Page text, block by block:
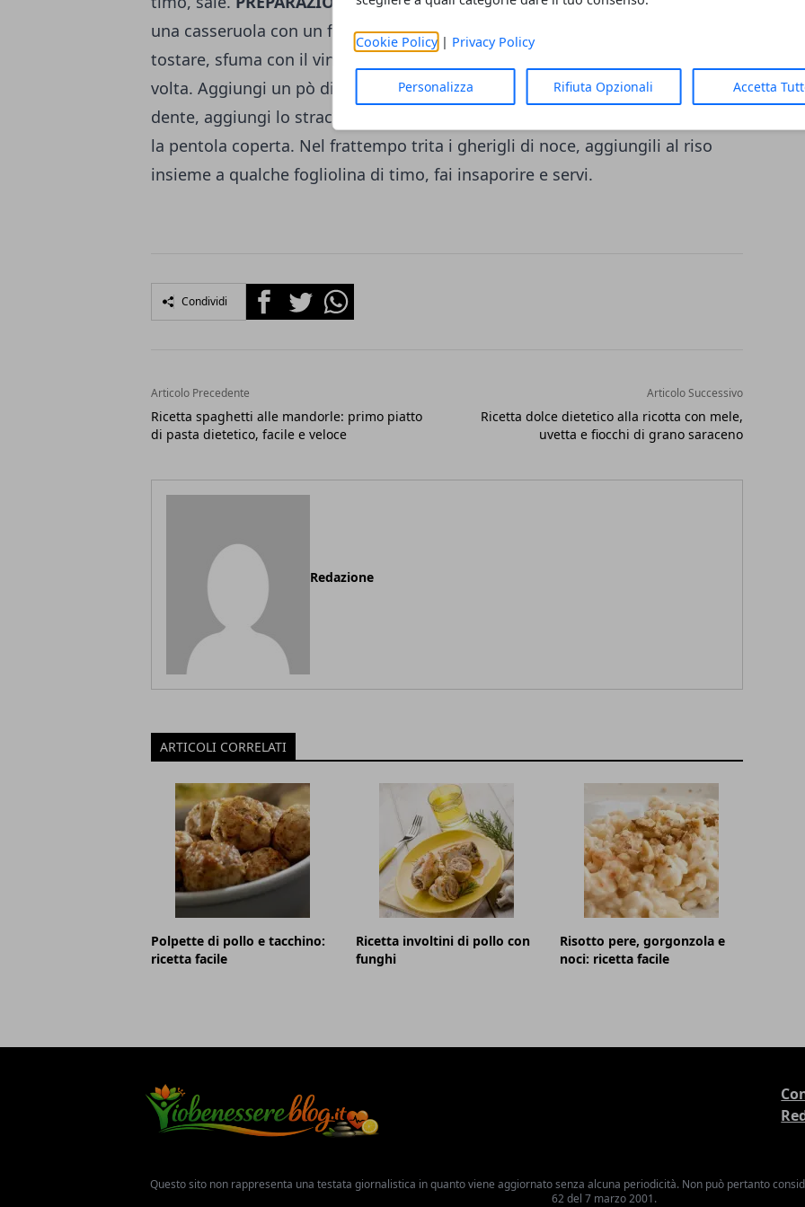
Cookie Policy| Privacy Policy
Personalizza Rifiuta Opzionali Accetta
una casseruola con un filo di olio fino a farla appassire. Aggiungi il riso, fai
tostare, sfuma con il vino, lascialo evaporare e bagna con il brodo poco alla
volta. Aggiungi un pò di sale. Mescola e quando il riso risulterà cotto al
dente, aggiungi lo stracchino a pezzetti, fai mantecare a fuoco spento e con
la pentola coperta. Nel frattempo trita i gherigli di noce, aggiungili al riso
insieme a qualche fogliolina di timo, fai insaporire e servi.
Condividi FacebookTwitterWhatsapp
Articolo Precedente
Ricetta spaghetti alle mandorle: primo piatto
di pasta dietetico, facile e veloce
Articolo Successivo
Ricetta dolce dietetico alla ricotta con mele,
uvetta e fiocchi di grano saraceno
Redazione
ARTICOLI CORRELATI
Polpette di pollo e tacchino:
ricetta facile
Ricetta involtini di pollo con
funghi
Risotto pere, gorgonzola e
noci: ricetta facile
Questo sito non rappresenta una testata giornalistica in quanto viene aggiornato senza alcuna periodicità. Non può pertanto
62 del 7 marzo 2001.